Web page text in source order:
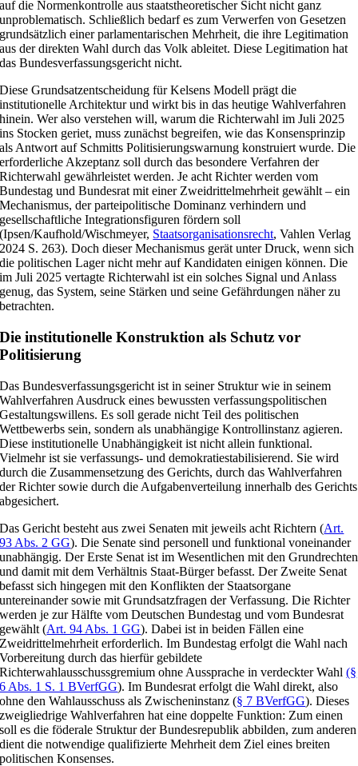
auf die Normenkontrolle aus staatstheoretischer Sicht nicht ganz
unproblematisch. Schließlich bedarf es zum Verwerfen von Gesetzen
grundsätzlich einer parlamentarischen Mehrheit, die ihre Legitimation
aus der direkten Wahl durch das Volk ableitet. Diese Legitimation hat
das Bundesverfassungsgericht nicht.
Diese Grundsatzentscheidung für Kelsens Modell prägt die
institutionelle Architektur und wirkt bis in das heutige Wahlverfahren
hinein. Wer also verstehen will, warum die Richterwahl im Juli 2025
ins Stocken geriet, muss zunächst begreifen, wie das Konsensprinzip
als Antwort auf Schmitts Politisierungswarnung konstruiert wurde. Die
erforderliche Akzeptanz soll durch das besondere Verfahren der
Richterwahl gewährleistet werden. Je acht Richter werden vom
Bundestag und Bundesrat mit einer Zweidrittelmehrheit gewählt – ein
Mechanismus, der parteipolitische Dominanz verhindern und
gesellschaftliche Integrationsfiguren fördern soll
(Ipsen/Kaufhold/Wischmeyer, Staatsorganisationsrecht, Vahlen Verlag
2024 S. 263). Doch dieser Mechanismus gerät unter Druck, wenn sich
die politischen Lager nicht mehr auf Kandidaten einigen können. Die
im Juli 2025 vertagte Richterwahl ist ein solches Signal und Anlass
genug, das System, seine Stärken und seine Gefährdungen näher zu
betrachten.
Die institutionelle Konstruktion als Schutz vor
Politisierung
Das Bundesverfassungsgericht ist in seiner Struktur wie in seinem
Wahlverfahren Ausdruck eines bewussten verfassungspolitischen
Gestaltungswillens. Es soll gerade nicht Teil des politischen
Wettbewerbs sein, sondern als unabhängige Kontrollinstanz agieren.
Diese institutionelle Unabhängigkeit ist nicht allein funktional.
Vielmehr ist sie verfassungs- und demokratiestabilisierend. Sie wird
durch die Zusammensetzung des Gerichts, durch das Wahlverfahren
der Richter sowie durch die Aufgabenverteilung innerhalb des Gerichts
abgesichert.
Das Gericht besteht aus zwei Senaten mit jeweils acht Richtern (Art.
93 Abs. 2 GG). Die Senate sind personell und funktional voneinander
unabhängig. Der Erste Senat ist im Wesentlichen mit den Grundrechten
und damit mit dem Verhältnis Staat-Bürger befasst. Der Zweite Senat
befasst sich hingegen mit den Konflikten der Staatsorgane
untereinander sowie mit Grundsatzfragen der Verfassung. Die Richter
werden je zur Hälfte vom Deutschen Bundestag und vom Bundesrat
gewählt (Art. 94 Abs. 1 GG). Dabei ist in beiden Fällen eine
Zweidrittelmehrheit erforderlich. Im Bundestag erfolgt die Wahl nach
Vorbereitung durch das hierfür gebildete
Richterwahlausschussgremium ohne Aussprache in verdeckter Wahl(§
6 Abs. 1 S. 1 BVerfGG). Im Bundesrat erfolgt die Wahl direkt, also
ohne den Wahlausschuss als Zwischeninstanz (§ 7 BVerfGG). Dieses
zweigliedrige Wahlverfahren hat eine doppelte Funktion: Zum einen
soll es die föderale Struktur der Bundesrepublik abbilden, zum anderen
dient die notwendige qualifizierte Mehrheit dem Ziel eines breiten
politischen Konsenses.